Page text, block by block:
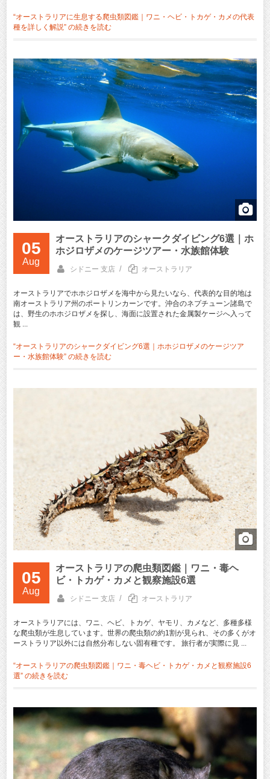
“オーストラリアに生息する爬虫類図鑑｜ワニ・ヘビ・トカゲ・カメの代表
種を詳しく解説” の続きを読む
05
Aug
オーストラリアのシャークダイビング6選｜ホ
ホジロザメのケージツアー・水族館体験
シドニー 支店 / オーストラリア
オーストラリアでホホジロザメを海中から見たいなら、代表的な目的地は
南オーストラリア州のポートリンカーンです。沖合のネプチューン諸島で
は、野生のホホジロザメを探し、海面に設置された金属製ケージへ入って
観 ...
“オーストラリアのシャークダイビング6選｜ホホジロザメのケージツア
ー・水族館体験” の続きを読む
05
Aug
オーストラリアの爬虫類図鑑｜ワニ・毒ヘ
ビ・トカゲ・カメと観察施設6選
シドニー 支店 / オーストラリア
オーストラリアには、ワニ、ヘビ、トカゲ、ヤモリ、カメなど、多種多様
な爬虫類が生息しています。世界の爬虫類の約1割が見られ、その多くがオ
ーストラリア以外には自然分布しない固有種です。 旅行者が実際に見 ...
“オーストラリアの爬虫類図鑑｜ワニ・毒ヘビ・トカゲ・カメと観察施設6
選” の続きを読む